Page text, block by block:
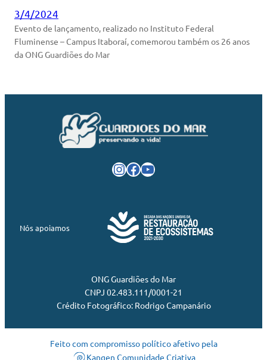
3/4/2024
Evento de lançamento, realizado no Instituto Federal
Fluminense – Campus Itaboraí, comemorou também os 26 anos
da ONG Guardiões do Mar
InstagramFacebook Youtube
Nós apoiamos
ONG Guardiões do Mar
CNPJ 02.483.111/0001-21
Crédito Fotográfico: Rodrigo Campanário
Feito com compromisso político afetivo pela
Kangen Comunidade Criativa